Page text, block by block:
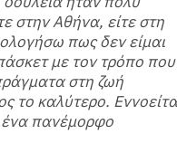
στην Αθήνα, είτε στη
πως δεν είμαι
με τον τρόπο που
στη ζωή
το καλύτερο.
πανέμορφο